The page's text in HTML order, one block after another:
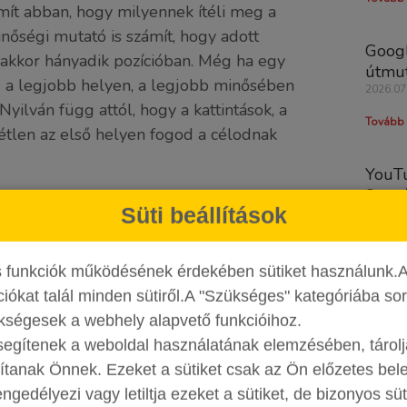
Süti beállítások
működésének érdekében sütiket
talál minden sütiről.A "Szükséges" kategóriába
a webhely alapvető funkcióihoz.
a weboldal használatának elemzésében,
Önnek. Ezeket a sütiket csak az Ön előzetes
vagy letiltja ezeket a sütiket, de bizonyos
abban, hogy milyennek ítéli meg a
mutató is számít, hogy adott
hányadik pozícióban. Még ha egy
legjobb helyen, a legjobb minősében
függ attól, hogy a kattintások, a
az első helyen fogod a célodnak
kérd neked szóló, egyedi
+36 30 442 8304